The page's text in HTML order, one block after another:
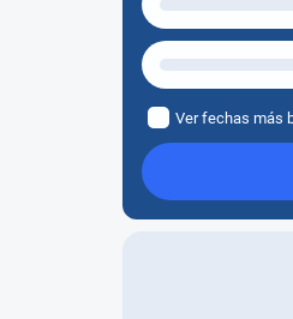
Ver fechas más